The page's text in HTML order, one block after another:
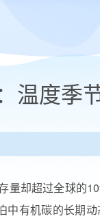
温度季
却超过全球的
有机碳的长期